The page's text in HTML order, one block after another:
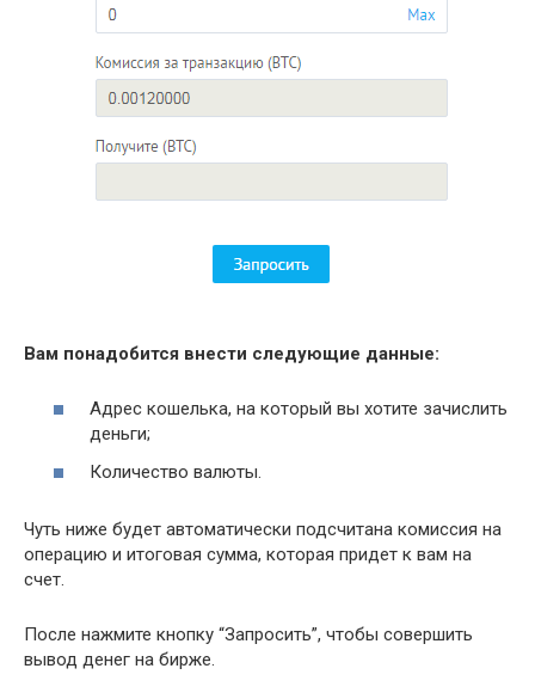
Вам понадобится внести следующие данные:
Адрес кошелька, на который вы хотите зачислить
деньги;
Количество валюты.
Чуть ниже будет автоматически подсчитана комиссия на
операцию и итоговая сумма, которая придет к вам на
счет.
После нажмите кнопку “Запросить”, чтобы совершить
вывод денег на бирже.